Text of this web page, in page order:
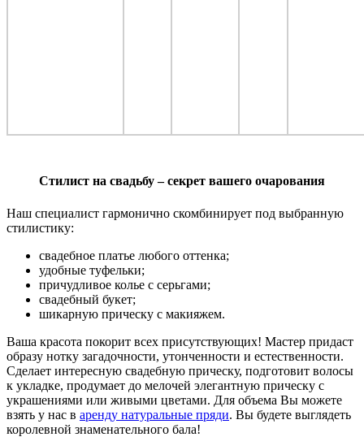
Стилист на свадьбу – секрет вашего очарования
Наш специалист гармонично скомбинирует под выбранную
стилистику:
свадебное платье любого оттенка;
удобные туфельки;
причудливое колье с серьгами;
свадебный букет;
шикарную прическу с макияжем.
Ваша красота покорит всех присутствующих! Мастер придаст
образу нотку загадочности, утонченности и естественности.
Сделает интересную свадебную прическу, подготовит волосы
к укладке, продумает до мелочей элегантную прическу с
украшениями или живыми цветами. Для объема Вы можете
взять у нас в аренду натуральные пряди. Вы будете выглядеть
королевной знаменательного бала!